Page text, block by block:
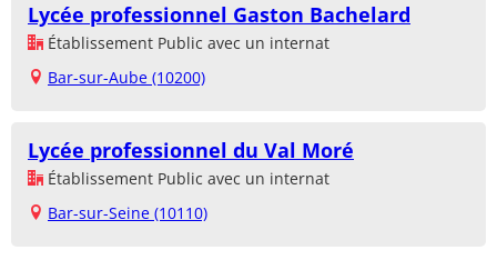
Lycée professionnel Gaston Bachelard
Établissement Public avec un internat
Bar-sur-Aube (10200)
Lycée professionnel du Val Moré
Établissement Public avec un internat
Bar-sur-Seine (10110)